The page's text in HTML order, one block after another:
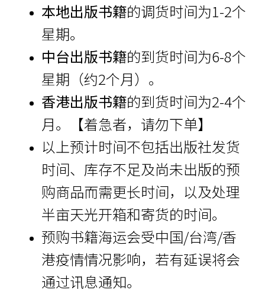
本地出版书籍的调货时间为1-2个
星期。
中台出版书籍的到货时间为6-8个
星期（约2个月）。
香港出版书籍的到货时间为2-4个
月。【着急者，请勿下单】
以上预计时间不包括出版社发货
时间、库存不足及尚未出版的预
购商品而需更长时间，以及处理
半亩天光开箱和寄货的时间。
预购书籍海运会受中国/台湾/香
港疫情情况影响，若有延误将会
通过讯息通知。